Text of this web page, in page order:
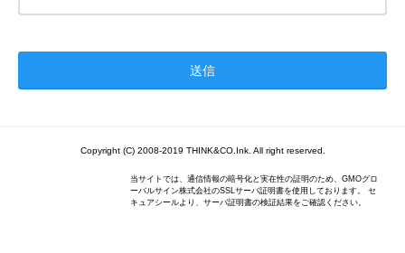
Copyright (C) 2008-2019 THINK&CO.Ink. All right reserved.
当サイトでは、通信情報の暗号化と実在性の証明のため、GMOグロ
ーバルサイン株式会社のSSLサーバ証明書を使用しております。 セ
キュアシールより、サーバ証明書の検証結果をご確認ください。